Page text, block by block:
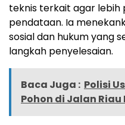
teknis terkait agar
pendataan. Ia
sosial dan hukum yang
langkah penyelesaian.
Baca Juga : Polisi
Pohon di Jalan